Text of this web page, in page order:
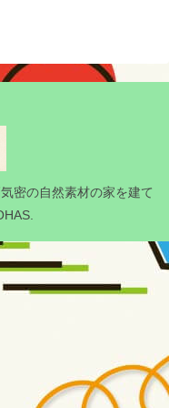
密の自然素材の家を建て